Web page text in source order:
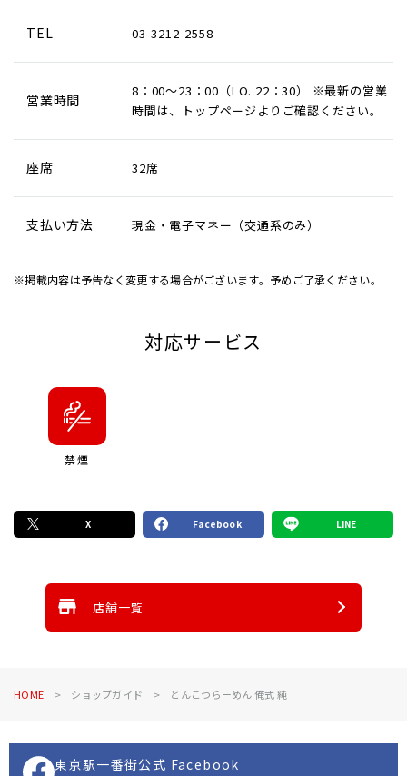
TEL 03-3212-2558
営業時間
8：00～23：00（LO. 22：30） ※最新の営業
時間は、トップページよりご確認ください。
座席 32席
支払い方法 現金・電子マネー（交通系のみ）
※掲載内容は予告なく変更する場合がございます。予めご了承ください。
対応サービス
禁煙
X Facebook LINE
店舗一覧
HOME ショップガイド とんこつらーめん 俺式 純
東京駅一番街公式 Facebook